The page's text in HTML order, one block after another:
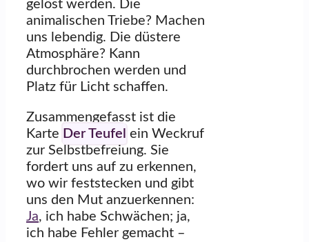
gelöst werden. Die
animalischen Triebe? Machen
uns lebendig. Die düstere
Atmosphäre? Kann
durchbrochen werden und
Platz für Licht schaffen.
Zusammengefasst ist die
Karte Der Teufel ein Weckruf
zur Selbstbefreiung. Sie
fordert uns auf zu erkennen,
wo wir feststecken und gibt
uns den Mut anzuerkennen:
Ja, ich habe Schwächen; ja,
ich habe Fehler gemacht –